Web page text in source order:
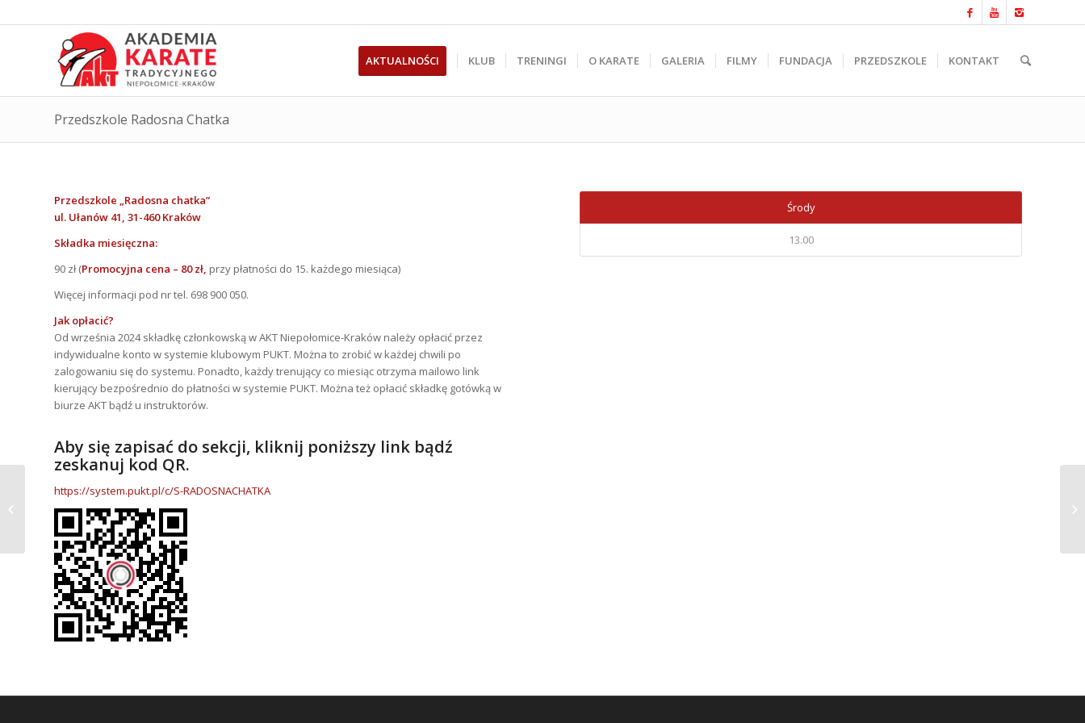
AKTUALNOŚCI KLUB TRENINGI O KARATE GALERIA FILMY FUNDACJA PRZEDSZKOLE KONTAKT
Przedszkole Radosna Chatka
Przedszkole „Radosna chatka”
ul. Ułanów 41, 31-460 Kraków
Składka miesięczna:
90 zł (Promocyjna cena – 80 zł, przy płatności do 15. każdego miesiąca)
Więcej informacji pod nr tel. 698 900 050.
Jak opłacić?
Od września 2024 składkę członkowską w AKT Niepołomice-Kraków należy opłacić przez
indywidualne konto w systemie klubowym PUKT. Można to zrobić w każdej chwili po
zalogowaniu się do systemu. Ponadto, każdy trenujący co miesiąc otrzyma mailowo link
kierujący bezpośrednio do płatności w systemie PUKT. Można też opłacić składkę gotówką w
biurze AKT bądź u instruktorów.
Aby się zapisać do sekcji, kliknij poniższy link bądź
zeskanuj kod QR.
https://system.pukt.pl/c/S-RADOSNACHATKA
Środy
13.00
Szkoła Podstawowa w
Niepołomicach